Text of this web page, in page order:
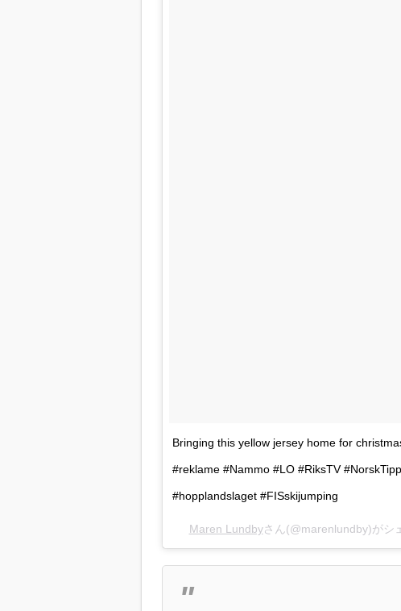
Bringing this yellow jersey home for
#reklame #Nammo #LO #RiksTV
#hopplandslaget #FISskijumping
Maren Lundbyさん(@marenlundby)がシ